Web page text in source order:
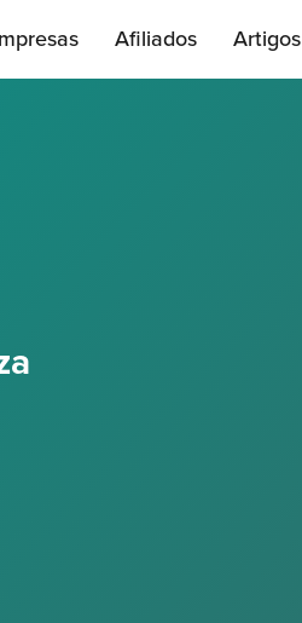
Afiliados Artigos